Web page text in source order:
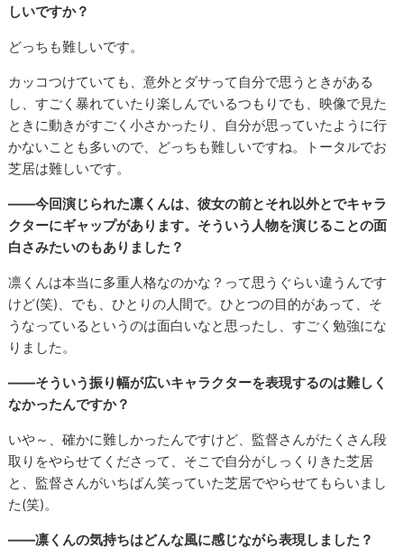
しいですか？
どっちも難しいです。
カッコつけていても、意外とダサって自分で思うときがある
し、すごく暴れていたり楽しんでいるつもりでも、映像で見た
ときに動きがすごく小さかったり、自分が思っていたように行
かないことも多いので、どっちも難しいですね。トータルでお
芝居は難しいです。
――今回演じられた凛くんは、彼女の前とそれ以外とでキャラ
クターにギャップがあります。そういう人物を演じることの面
白さみたいのもありました？
凛くんは本当に多重人格なのかな？って思うぐらい違うんです
けど(笑)、でも、ひとりの人間で。ひとつの目的があって、そ
うなっているというのは面白いなと思ったし、すごく勉強にな
りました。
――そういう振り幅が広いキャラクターを表現するのは難しく
なかったんですか？
いや～、確かに難しかったんですけど、監督さんがたくさん段
取りをやらせてくださって、そこで自分がしっくりきた芝居
と、監督さんがいちばん笑っていた芝居でやらせてもらいまし
た(笑)。
――凛くんの気持ちはどんな風に感じながら表現しました？